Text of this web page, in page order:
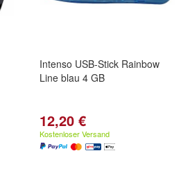
Intenso USB-Stick Rainbow
Line blau 4 GB
12,20 €
Kostenloser Versand